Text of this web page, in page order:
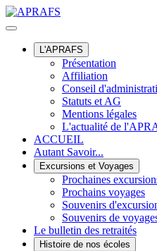
L'APRAFS
Présentation
Affiliation
Conseil
Statuts et AG
Mentions légales
L'actualité de
ACCUEIL
Autant Savoir...
Excursions et Voyages
Prochaines
Prochains voyages
Souvenirs
Souvenirs de
Le bulletin des retraités
Histoire de nos écoles